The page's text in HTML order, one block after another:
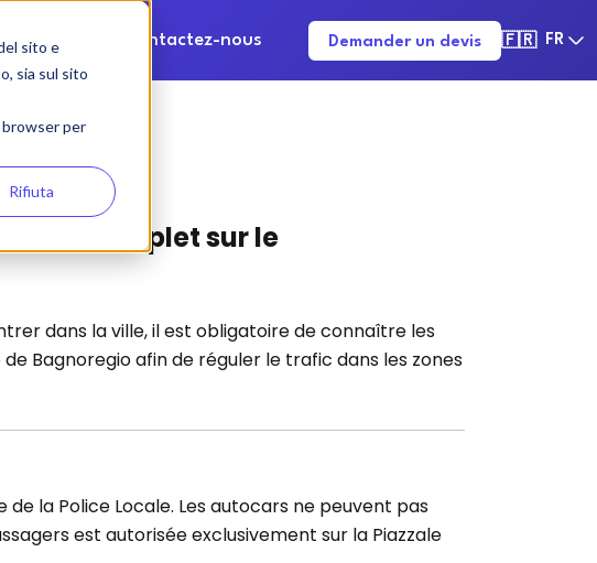
sito e
sia sul sito
per
Rifiuta
Contactez-nous Demander un devis 🇫🇷 FR
Complet sur le
dans la ville, il est obligatoire de connaître les
Bagnoregio afin de réguler le trafic dans les zones
la Police Locale. Les autocars ne peuvent pas
est autorisée exclusivement sur la Piazzale